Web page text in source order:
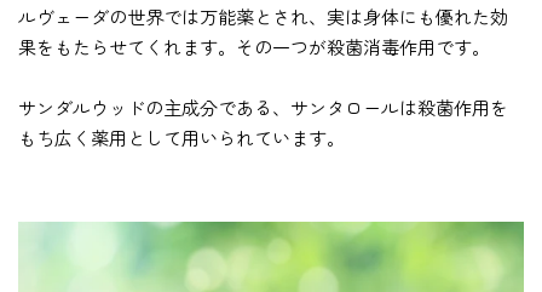
ルヴェーダの世界では万能薬とされ、実は身体にも優れた効
果をもたらせてくれます。その一つが殺菌消毒作用です。
サンダルウッドの主成分である、サンタロールは殺菌作用を
もち広く薬用として用いられています。